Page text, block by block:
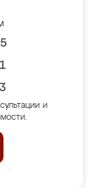
и